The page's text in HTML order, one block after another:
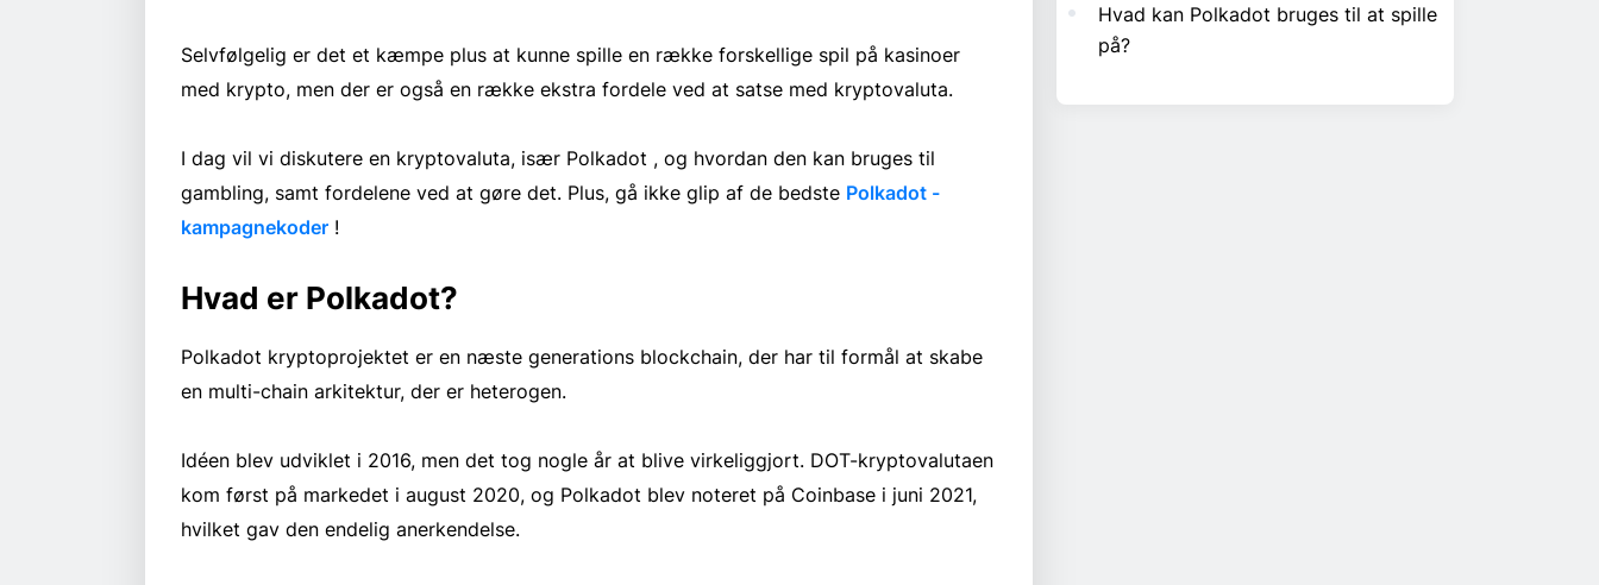
Selvfølgelig er det et kæmpe plus at kunne spille en række forskellige spil på kasinoer
med krypto, men der er også en række ekstra fordele ved at satse med kryptovaluta.
I dag vil vi diskutere en kryptovaluta, især Polkadot , og hvordan den kan bruges til
gambling, samt fordelene ved at gøre det. Plus, gå ikke glip af de bedste Polkadot -
kampagnekoder !
Hvad er Polkadot?
Polkadot kryptoprojektet er en næste generations blockchain, der har til formål at skabe
en multi-chain arkitektur, der er heterogen.
Idéen blev udviklet i 2016, men det tog nogle år at blive virkeliggjort. DOT-kryptovalutaen
kom først på markedet i august 2020, og Polkadot blev noteret på Coinbase i juni 2021,
hvilket gav den endelig anerkendelse.
Hvad kan Polkadot bruges til at spille
på?